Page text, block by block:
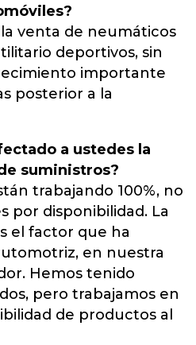
venta de neumáticos
deportivos, sin
importante
posterior a la
a ustedes la
suministros?
trabajando 100%, no
por disponibilidad. La
el factor que ha
en nuestra
Hemos tenido
pero trabajamos en
de productos al